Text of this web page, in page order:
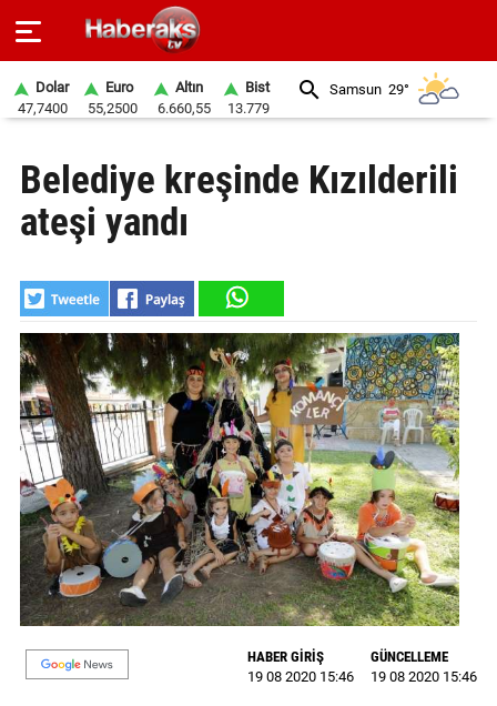
SPOR
YAŞAM
EKONOMİ
BELEDİYELER
SAĞLIK
SİYASET
EĞİTİM
GALERİ
VİDEO
YAZARLAR
BİZE
Dolar
47,7400
Euro
55,2500
Altın
6.660,55
Bist
13.779
Samsun 29°
Belediye kreşinde Kızılderili
ateşi yandı
HABER GİRİŞ
19 08 2020 15:46
GÜNCELLEME
19 08 2020 15:46